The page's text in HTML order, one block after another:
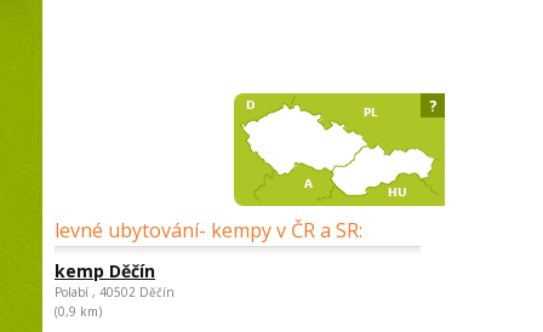
levné ubytování- kempy v ČR a SR:
kemp Děčín
Polabí , 40502 Děčín
(0,9 km)
?